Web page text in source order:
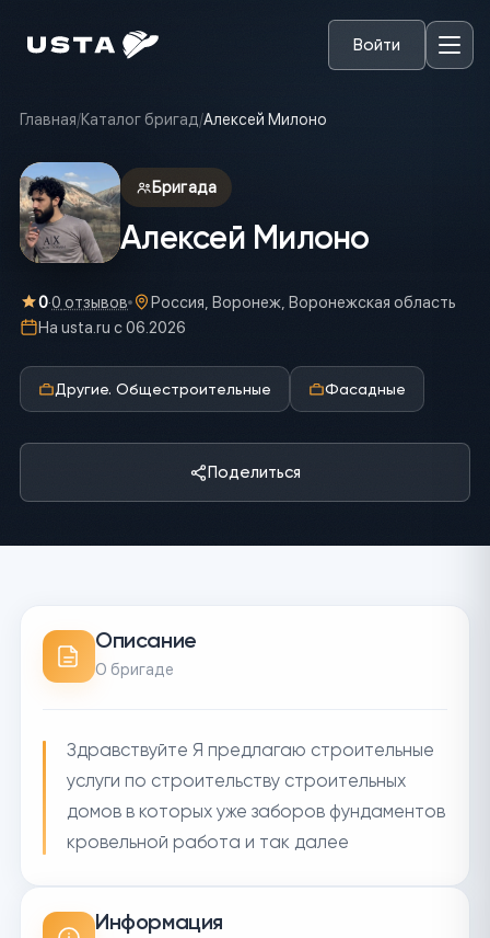
Войти
Главная/Каталог бригад/Алексей Милоно
Бригада
Алексей Милоно
0·0 отзывов
Россия, Воронеж, Воронежская область
На usta.ru с06.2026
Другие. Общестроительные Фасадные
Поделиться
Описание
О бригаде
Здравствуйте Я предлагаю строительные
услуги по строительству строительных
домов в которых уже заборов фундаментов
кровельной работа и так далее
Информация